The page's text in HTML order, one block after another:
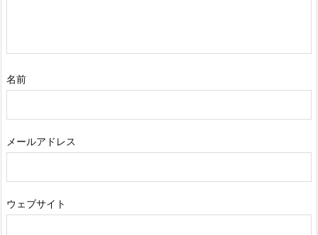
名前
メールアドレス
ウェブサイト